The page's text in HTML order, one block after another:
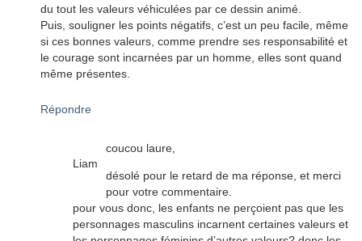
du tout les valeurs véhiculées par ce dessin animé.
Puis, souligner les points négatifs, c’est un peu facile, même
si ces bonnes valeurs, comme prendre ses responsabilité et
le courage sont incarnées par un homme, elles sont quand
même présentes.
Répondre
Liam
coucou laure,
désolé pour le retard de ma réponse, et merci
pour votre commentaire.
pour vous donc, les enfants ne perçoient pas que les
personnages masculins incarnent certaines valeurs et